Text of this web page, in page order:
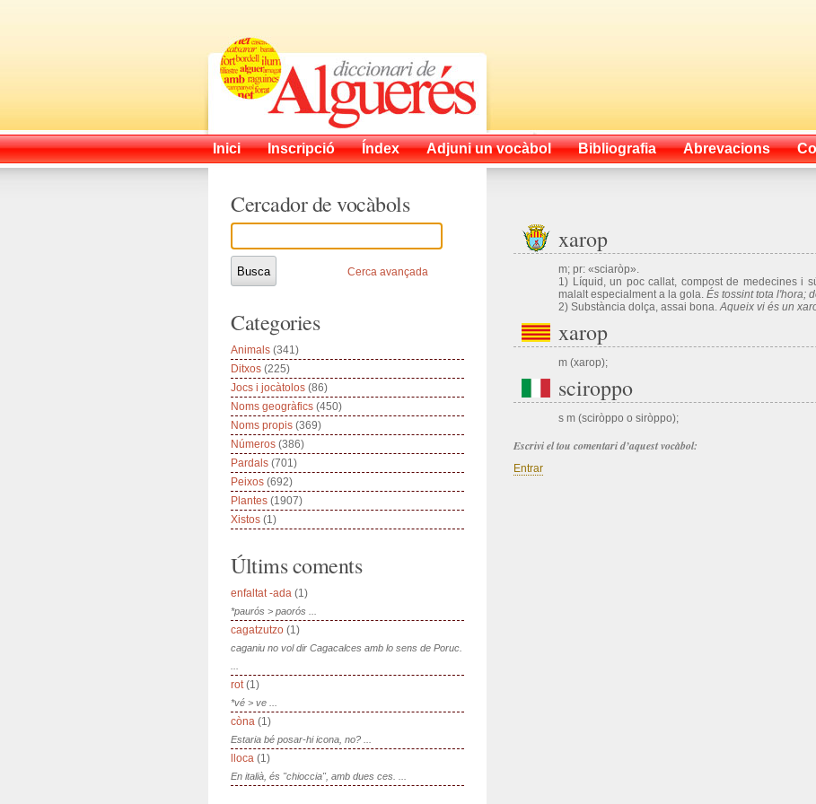
Inici Inscripció Índex Adjuni un vocàbol Bibliografia Abrevacions
xarop
m; pr: «sciaròp».
1) Líquid, un poc callat, compost de medecines i
malalt especialment a la gola. És tossint tota l'hora;
2) Substància dolça, assai bona.Aqueix vi és un
xarop
m (xarop);
sciroppo
s m (sciròppo o siròppo);
Escrivi el tou comentari d’aquest vocàbol:
Entrar
Cercador de vocàbols
Cerca avançada
Categories
Animals (341)
Ditxos (225)
Jocs i jocàtolos (86)
Noms geogràfics (450)
Noms propis (369)
Números (386)
Pardals (701)
Peixos (692)
Plantes (1907)
Xistos (1)
Últims coments
enfaltat -ada (1)
*paurós > paorós ...
cagatzutzo (1)
caganiu no vol dir Cagacalces amb lo sens de Poruc.
rot(1)
*vé > ve ...
còna (1)
Estaria bé posar-hi icona, no? ...
lloca (1)
En italià, és "chioccia", amb dues ces. ...